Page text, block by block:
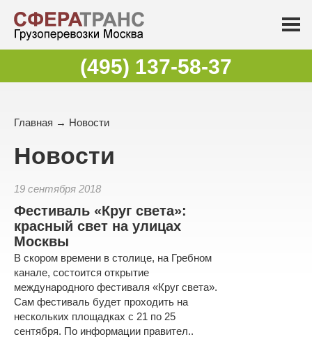
(495) 137-58-37
Главная → Новости
Новости
19 сентября 2018
Фестиваль «Круг света»:
красный свет на улицах
Москвы
В скором времени в столице, на Гребном
канале, состоится открытие
международного фестиваля «Круг света».
Сам фестиваль будет проходить на
нескольких площадках с 21 по 25
сентября. По информации правител..